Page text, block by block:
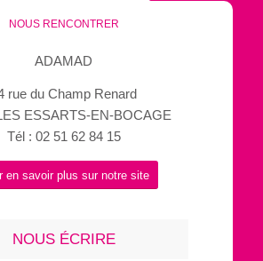
NOUS RENCONTRER
ADAMAD
rue du Champ Renard
ESSARTS-EN-BOCAGE
Tél : 02 51 62 84 15
en savoir plus sur notre site
NOUS ÉCRIRE